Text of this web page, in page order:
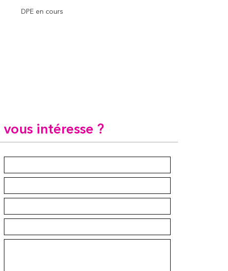
DPE en cours
vous intéresse ?